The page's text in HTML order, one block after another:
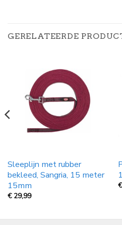
GERELATEERDE
Sleeplijn met rubber
bekleed, Sangria, 15 meter
15mm
€ 29,99
€